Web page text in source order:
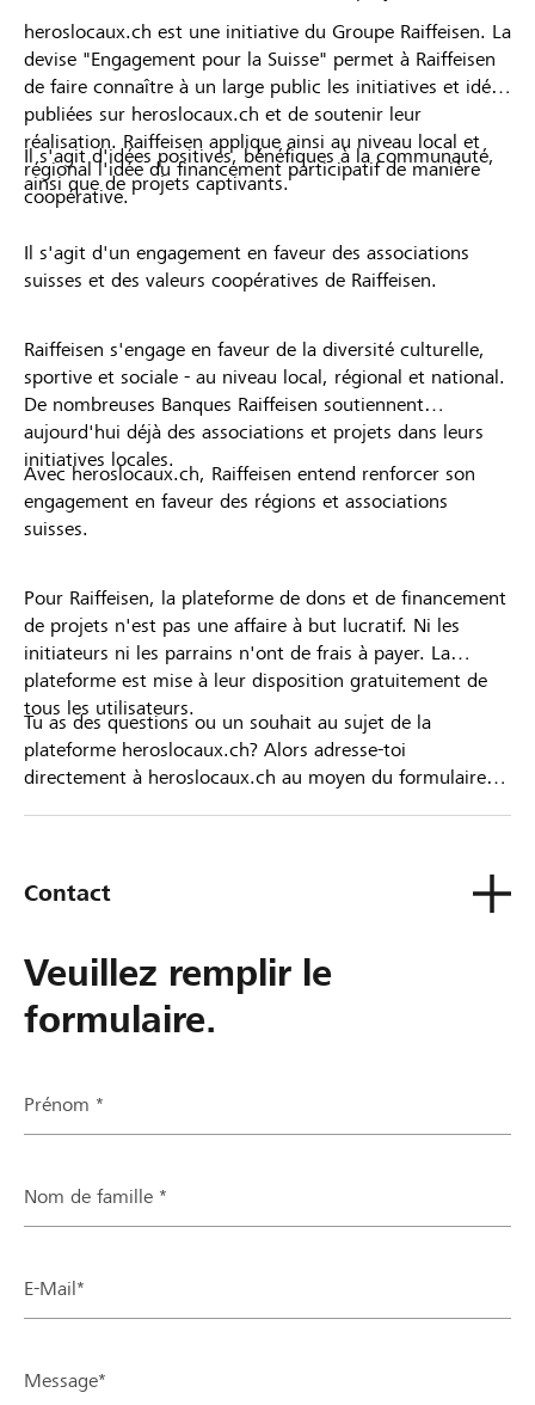
heroslocaux.ch est une initiative du Groupe Raiffeisen. La
devise "Engagement pour la Suisse" permet à Raiffeisen
de faire connaître à un large public les initiatives et idées
publiées sur heroslocaux.ch et de soutenir leur
réalisation. Raiffeisen applique ainsi au niveau local et
régional l'idée du financement participatif de manière
coopérative.
Il s'agit d'idées positives, bénéfiques à la communauté,
ainsi que de projets captivants.
Il s'agit d'un engagement en faveur des associations
suisses et des valeurs coopératives de Raiffeisen.
Raiffeisen s'engage en faveur de la diversité culturelle,
sportive et sociale - au niveau local, régional et national.
De nombreuses Banques Raiffeisen soutiennent
aujourd'hui déjà des associations et projets dans leurs
initiatives locales.
Avec heroslocaux.ch, Raiffeisen entend renforcer son
engagement en faveur des régions et associations
suisses.
Pour Raiffeisen, la plateforme de dons et de financement
de projets n'est pas une affaire à but lucratif. Ni les
initiateurs ni les parrains n'ont de frais à payer. La
plateforme est mise à leur disposition gratuitement de
tous les utilisateurs.
Tu as des questions ou un souhait au sujet de la
plateforme heroslocaux.ch? Alors adresse-toi
directement à heroslocaux.ch au moyen du formulaire
Contact
Veuillez remplir le
formulaire.
Prénom *
Nom de famille *
E-Mail*
Message*